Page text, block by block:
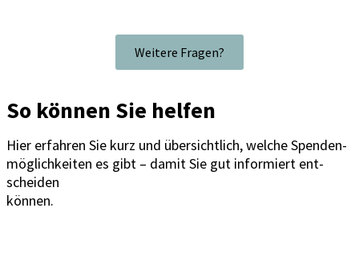
Wei­te­re Fra­gen?
So können Sie helfen
Hier erfah­ren Sie kurz und über­sicht­lich, wel­che Spen­den­
mög­lich­kei­ten es gibt – damit Sie gut infor­miert ent­
schei­den
kön­nen.